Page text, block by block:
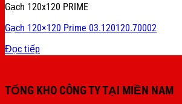
Gạch 120x120 PRIME
Gạch 120×120 Prime 03.120120.70002
Đọc tiếp
TỔNG KHO CÔNG TY TẠI MIỀN NAM